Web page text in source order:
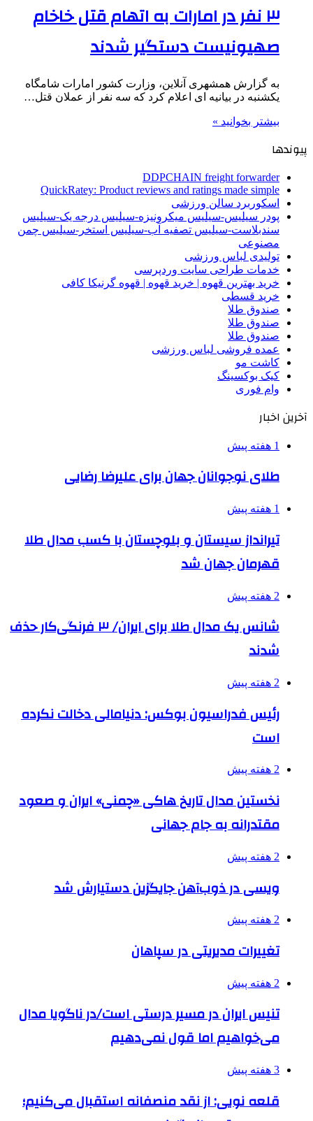
۳ نفر در امارات به اتهام قتل خاخام
صهیونیست دستگیر شدند
به گزارش همشهری آنلاین،‌ وزارت کشور امارات شامگاه
یکشنبه در بیانیه ای اعلام کرد که سه نفر از عملان قتل…
بیشتر بخوانید »
پیوندها
DDPCHAIN freight forwarder
QuickRatey: Product reviews and ratings made simple
اسکوربرد سالن ورزشی
پودر سیلیس-سیلیس میکرونیزه-سیلیس درجه یک-سیلیس
سندبلاست-سیلیس تصفیه آب-سیلیس استخر-سیلیس چمن
مصنوعی
تولیدی لباس ورزشی
خدمات طراحی سایت وردپرسی
خرید بهترین قهوه | خرید قهوه | قهوه گرنیکا کافی
خرید قسطی
صندوق طلا
صندوق طلا
صندوق طلا
عمده فروشی لباس ورزشی
کاشت مو
کیک بوکسینگ
وام فوری
آخرین اخبار
1 هفته پیش
طلای نوجوانان جهان برای علیرضا رضایی
1 هفته پیش
تیرانداز سیستان و بلوچستان با کسب مدال طلا
قهرمان جهان شد
2 هفته پیش
شانس یک مدال طلا برای ایران/ ۳ فرنگی‌کار حذف
شدند
2 هفته پیش
رئیس فدراسیون بوکس: دنیامالی دخالت نکرده
است
2 هفته پیش
نخستین مدال تاریخ هاکی «چمنی» ایران و صعود
مقتدرانه به جام جهانی
2 هفته پیش
ویسی در ذوب‌آهن جایگزین دستیارش شد
2 هفته پیش
تغییرات مدیریتی در سپاهان
2 هفته پیش
تنیس ایران در مسیر درستی است/در ناگویا مدال
می‌خواهیم اما قول نمی‌دهیم
3 هفته پیش
قلعه نویی: از نقد منصفانه استقبال می‌کنیم؛